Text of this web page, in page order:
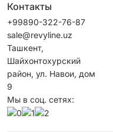
Контакты
+99890-322-76-87
sale@revyline.uz
Ташкент,
Шайхонтохурский
район, ул. Навои, дом
9
Мы в соц. сетях: